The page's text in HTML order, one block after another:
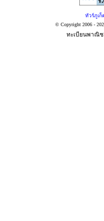
ทัวร์ภูเก็
© Copyright 2006 -
ทะเบียนพาณิช